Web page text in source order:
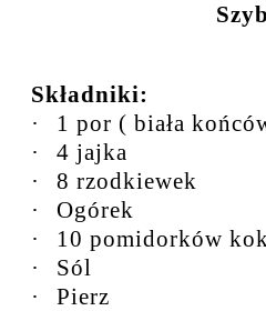
Składniki:
·
1 por ( biała
·
4 jajka
·
8 rzodkiewek
·
Ogórek
·
10 pomidorków
·
Sól
·
Pierz